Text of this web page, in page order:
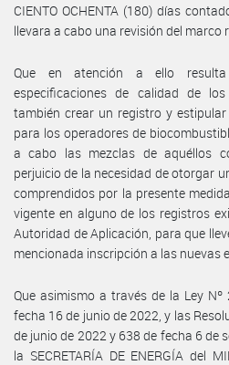
CIENTO OCHENTA (180) días
llevara a cabo una revisión del marco
Que en atención a ello resulta
especificaciones de calidad de
también crear un registro y
para los operadores de
a cabo las mezclas de aquéllos
perjuicio de la necesidad de otorgar
comprendidos por la presente
vigente en alguno de los registros
Autoridad de Aplicación, para que
mencionada inscripción a las nuevas
Que asimismo a través de la Ley
fecha 16 de junio de 2022, y las
de junio de 2022 y 638 de fecha 6 de
la SECRETARÍA DE ENERGÍA del